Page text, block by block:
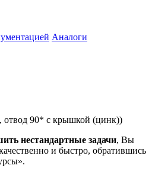
Аналоги
отвод 90* с крышкой (цинк))
нестандартные задачи, Вы
и быстро, обратившись